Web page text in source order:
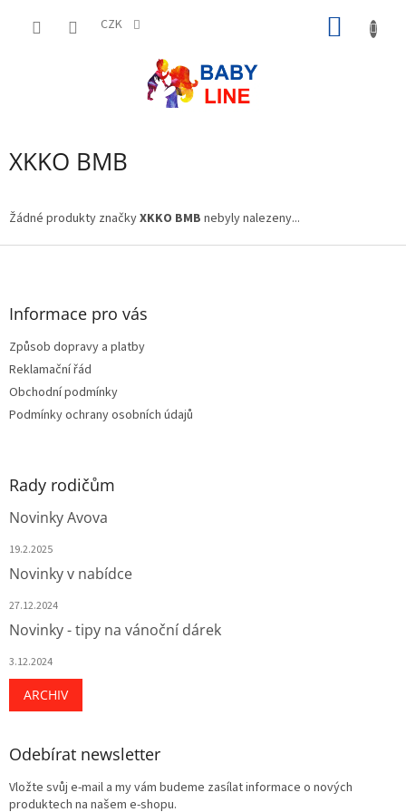
CZK
XKKO BMB
Žádné produkty značkyXKKO BMB nebyly nalezeny...
Z
Informace pro vás
Způsob dopravy a platby
Reklamační řád
Obchodní podmínky
Podmínky ochrany osobních údajů
Rady rodičům
Novinky Avova
19.2.2025
Novinky v nabídce
27.12.2024
Novinky - tipy na vánoční dárek
3.12.2024
ARCHIV
Odebírat newsletter
Vložte svůj e-mail a my vám budeme zasílat informace o nových
produktech na našem e-shopu.